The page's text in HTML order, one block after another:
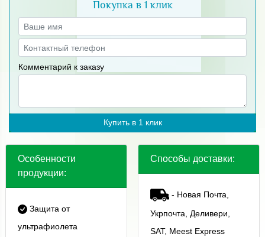
Покупка в 1 клик
Комментарий к заказу
Купить в 1 клик
Особенности
продукции:
Защита от
ультрафиолета
Способы доставки:
- Новая Почта,
Укрпочта, Деливери,
SAT, Meest Express